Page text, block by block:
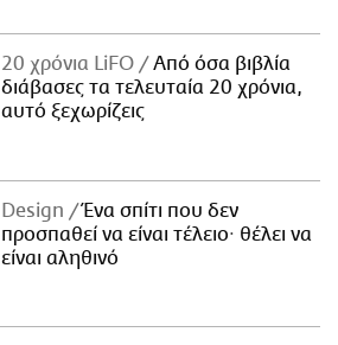
20 χρόνια LiFO
Από όσα βιβλία
διάβασες τα τελευταία 20 χρόνια,
αυτό ξεχωρίζεις
Design
Ένα σπίτι που δεν
προσπαθεί να είναι τέλειο· θέλει να
είναι αληθινό